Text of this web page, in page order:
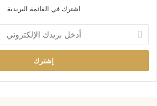
اشترك في القائمة البريدية
خ
ب
ر